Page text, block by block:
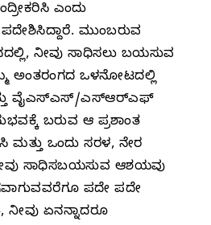
ಎಂದು
ಮುಂಬರುವ
ನೀವು ಸಾಧಿಸಲು ಬಯಸುವ
ಅಂತರಂಗದ ಒಳನೋಟದಲ್ಲಿ
ವೈಎಸ್‌ಎಸ್‌/ಎಸ್‌ಆರ್‌ಎಫ್‌
ಬರುವ ಆ ಪ್ರಶಾಂತ
ಮತ್ತು ಒಂದು ಸರಳ, ನೇರ
ಸಾಧಿಸಬಯಸುವ ಆಶಯವು
ಪದೇ ಪದೇ
ನೀವು ಏನನ್ನಾದರೂ